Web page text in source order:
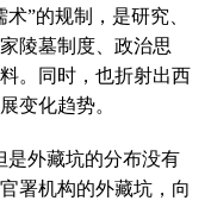
”的规制，是研究、
陵墓制度、政治思
。同时，也折射出西
变化趋势。
外藏坑的分布没有
署机构的外藏坑，向